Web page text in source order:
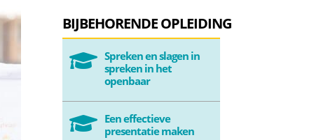
BIJBEHORENDE OPLEIDING
 Spreken en slagen in
spreken in het
openbaar
 Een effectieve
presentatie maken